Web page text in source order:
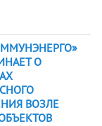
О
ВОЗЛЕ